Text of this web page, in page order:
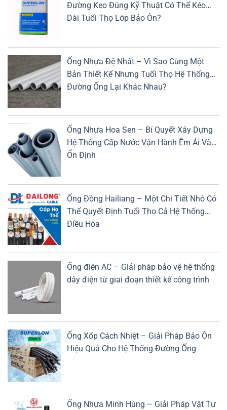
Đường Keo Đúng Kỹ Thuật Có Thể Kéo
Dài Tuổi Thọ Lớp Bảo Ôn?
Ống Nhựa Đệ Nhất – Vì Sao Cùng Một
Bản Thiết Kế Nhưng Tuổi Thọ Hệ Thống
Đường Ống Lại Khác Nhau?
Ống Nhựa Hoa Sen – Bí Quyết Xây Dựng
Hệ Thống Cấp Nước Vận Hành Êm Ái Và
Ổn Định
Ống Đồng Hailiang – Một Chi Tiết Nhỏ Có
Thể Quyết Định Tuổi Thọ Cả Hệ Thống
Điều Hòa
Ống điện AC – Giải pháp bảo vệ hệ thống
dây điện từ giai đoạn thiết kế công trình
Ống Xốp Cách Nhiệt – Giải Pháp Bảo Ôn
Hiệu Quả Cho Hệ Thống Đường Ống
Ống Nhựa Minh Hùng – Giải Pháp Vật Tư